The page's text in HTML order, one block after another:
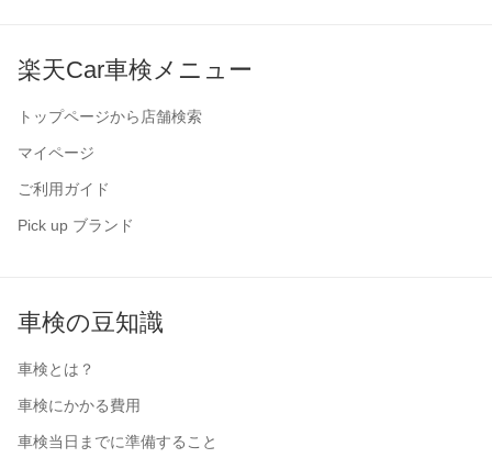
楽天Car車検メニュー
トップページから店舗検索
マイページ
ご利用ガイド
Pick up ブランド
車検の豆知識
車検とは？
車検にかかる費用
車検当日までに準備すること